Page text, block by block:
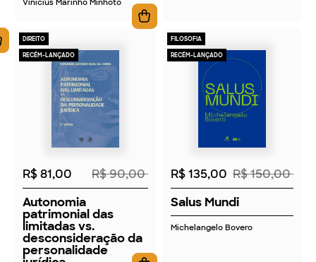
Vinicius Marinho Minhoto
DIREITO
RECÉM-LANÇADO
2026
R$ 81,00
R$ 90,00
Autonomia
patrimonial das
limitadas vs.
desconsideração da
personalidade
FILOSOFIA
RECÉM-LANÇADO
2026
R$ 135,00 R$ 150,00
Salus Mundi
Michelangelo Bovero